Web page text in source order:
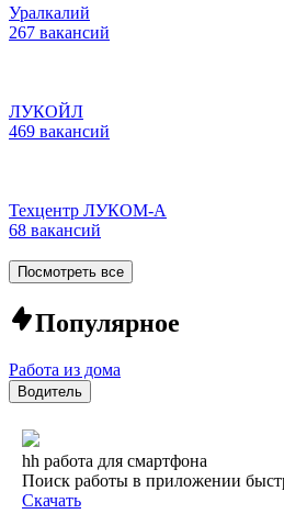
Уралкалий
267 вакансий
ЛУКОЙЛ
469 вакансий
Техцентр ЛУКОМ-А
68 вакансий
Посмотреть все
Популярное
Работа из дома
Водитель
hh работа для смартфона
Поиск работы в приложении
Скачать